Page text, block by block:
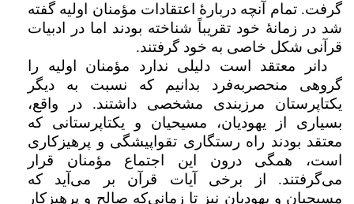
گرفت. تمام آنچه دربارۀ اعتقادات مؤمنان اولیه گفته
شد در زمانۀ خود تقریباً شناخته بودند اما در ادبیات
قرآنی شکل خاصی به خود گرفتند.
دانر معتقد است دلیلی ندارد مؤمنان اولیه را
گروهی منحصربه‌فرد بدانیم که نسبت به دیگر
یکتاپرستان مرزبندی‌ مشخصی داشتند. در واقع،
بسیاری از یهودیان، مسیحیان و یکتاپرستانی که
معتقد بودند راه رستگاری تقواپیشگی و پرهیزکاری
است، همگی درون این اجتماع مؤمنان قرار
می‌گرفتند. از برخی آیات قرآن بر می‌آید که
مسیحیان و یهودیان نیز تا زمانی‌که صالح و پرهیزکار